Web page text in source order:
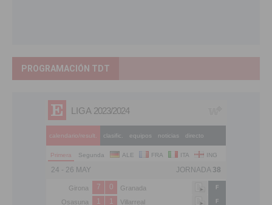
PROGRAMACIÓN TDT